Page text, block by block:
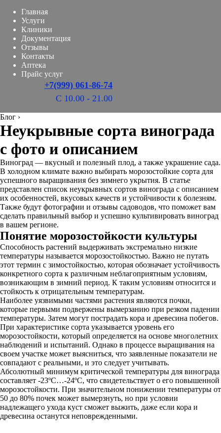
Главная
Услуги
Клиники
Документация
Отзывы
Контакты
Аптека
Прайс услуг
+7(999) 061-86-74
С 10.00 - 21.00
Блог ›
Неукрывные сорта винограда
с фото и описанием
Виноград — вкусный и полезный плод, а также украшение сада.
В холодном климате важно выбирать морозостойкие сорта для
успешного выращивания без зимнего укрытия. В статье
представлен список неукрывных сортов винограда с описанием
их особенностей, вкусовых качеств и устойчивости к болезням.
Также будут фотографии и отзывы садоводов, что поможет вам
сделать правильный выбор и успешно культивировать виноград
в вашем регионе.
Понятие морозостойкости культуры
Способность растений выдерживать экстремально низкие
температуры называется морозостойкостью. Важно не путать
этот термин с зимостойкостью, которая обозначает устойчивость
конкретного сорта к различным неблагоприятным условиям,
возникающим в зимний период. К таким условиям относится и
стойкость к отрицательным температурам.
Наиболее уязвимыми частями растения являются почки,
которые первыми подвержены вымерзанию при резком падении
температуры. Затем могут пострадать кора и древесина побегов.
При характеристике сорта указывается уровень его
морозостойкости, который определяется на основе многолетних
наблюдений и испытаний. Однако в процессе выращивания на
своем участке может выясниться, что заявленные показатели не
совпадают с реальными, и это следует учитывать.
Абсолютный минимум критической температуры для винограда
составляет -23ºC…-24ºC, что свидетельствует о его повышенной
морозостойкости. При значительном понижении температуры от
50 до 80% почек может вымерзнуть, но при условии
надлежащего ухода куст сможет выжить, даже если кора и
древесина останутся неповрежденными.